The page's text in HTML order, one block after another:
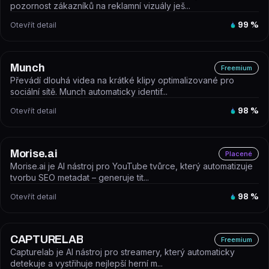
pozornost zákazníků na reklamní vizuály ješ...
Otevřít detail 99 %
Munch Freemium
Převádí dlouhá videa na krátké klipy optimalizované pro
sociální sítě. Munch automaticky identif...
Otevřít detail 98 %
Morise.ai Placené
Morise.ai je AI nástroj pro YouTube tvůrce, který automatizuje
tvorbu SEO metadat – generuje tit...
Otevřít detail 98 %
CAPTURELAB Freemium
Capturelab je AI nástroj pro streamery, který automaticky
detekuje a vystřihuje nejlepší herní m...